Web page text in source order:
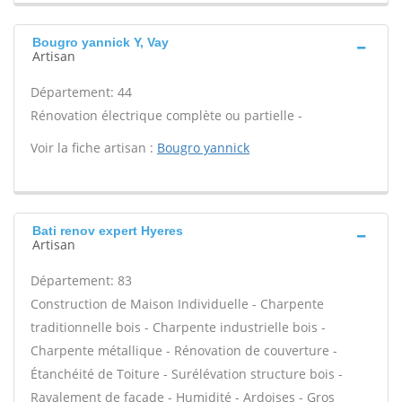
Bougro yannick Y, Vay
Artisan
Département: 44
Rénovation électrique complète ou partielle -
Voir la fiche artisan : Bougro yannick
Bati renov expert Hyeres
Artisan
Département: 83
Construction de Maison Individuelle - Charpente
traditionnelle bois - Charpente industrielle bois -
Charpente métallique - Rénovation de couverture -
Étanchéité de Toiture - Surélévation structure bois -
Ravalement de façade - Humidité - Ardoises - Gros